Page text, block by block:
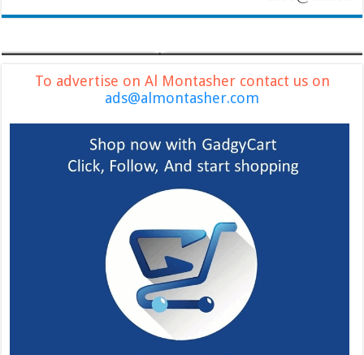
To advertise on Al Montasher contact us on
ads@almontasher.com